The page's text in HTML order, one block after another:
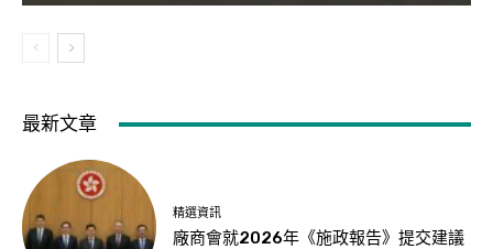
最新文章
精選資訊
廠商會就2026年《施政報告》提交建議